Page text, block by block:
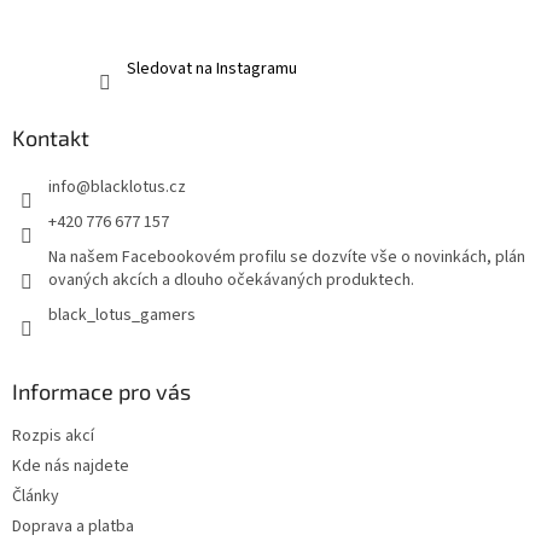
Sledovat na Instagramu
Kontakt
info@blacklotus.cz
+420 776 677 157
Na našem Facebookovém profilu se dozvíte vše o novinkách, plán
ovaných akcích a dlouho očekávaných produktech.
black_lotus_gamers
Informace pro vás
Rozpis akcí
Kde nás najdete
Články
Doprava a platba